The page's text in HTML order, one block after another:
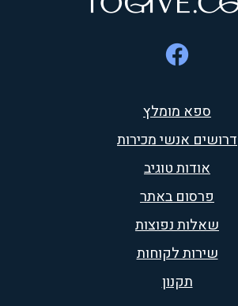
ספא מומלץ
דרושים אנשי מכירות
אודות טוגיב
פרסום באתר
שאלות נפוצות
שירות לקוחות
תקנון